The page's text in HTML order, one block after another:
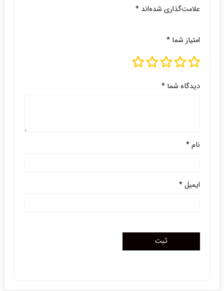
علامت‌گذاری شده‌اند *
امتیاز شما *
دیدگاه شما *
نام*
ایمیل*